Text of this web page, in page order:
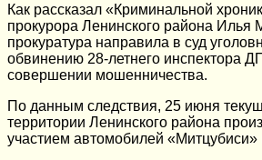
Как рассказал «Криминальной
прокурора Ленинского района Илья
прокуратура направила в суд
обвинению 28-летнего инспектора
совершении мошенничества.
По данным следствия, 25 июня
территории Ленинского района
участием автомобилей